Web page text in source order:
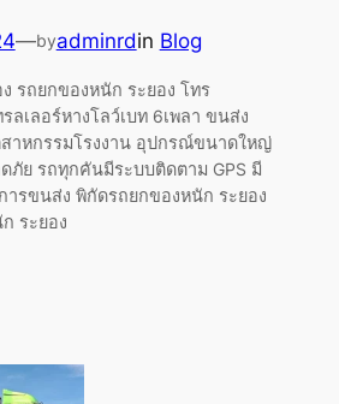
—byadminrdin Blog
รถยกของหนัก ระยอง โทร
ลเลอร์หางโลว์เบท 6เพลา ขนส่ง
าหกรรมโรงงาน อุปกรณ์ขนาดใหญ่
ภัย รถทุกคันมีระบบติดตาม GPS มี
รขนส่ง พิกัดรถยกของหนัก ระยอง
ระยอง